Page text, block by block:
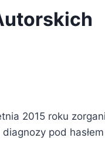
2015 roku
pod